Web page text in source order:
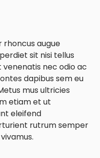
rhoncus augue
sit nisi tellus
nec odio ac
dapibus sem eu
mus ultricies
etiam et ut
eleifend
rutrum semper